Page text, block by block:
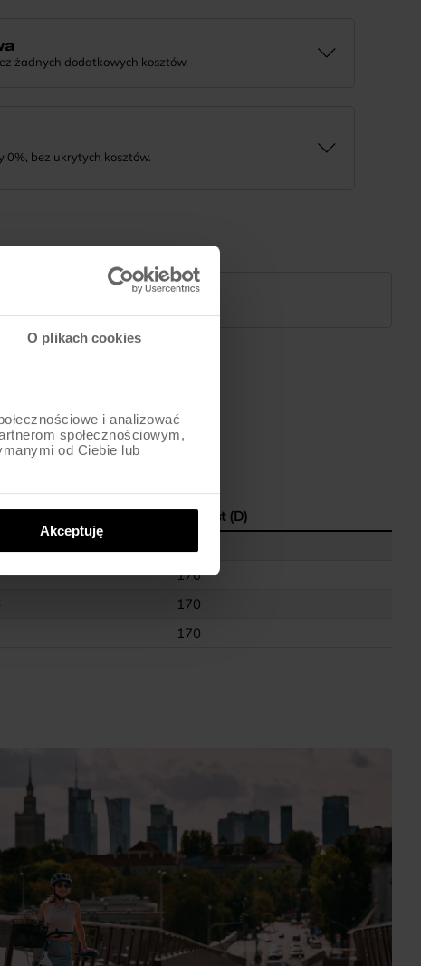
O plikach cookies
i analizować
społecznościowym,
od Ciebie lub
Akceptuję
żadnych dodatkowych kosztów.
0%, bez ukrytych kosztów.
Wzrost (D)
170
170
170